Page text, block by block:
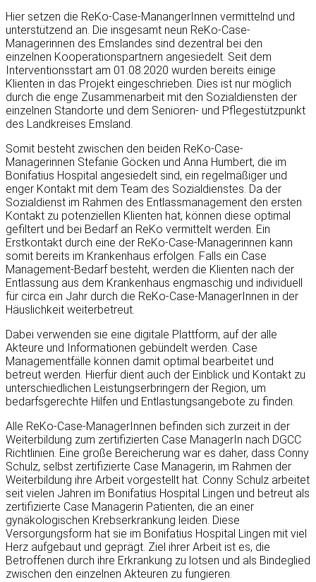
Hier setzen die ReKo-Case-ManangerInnen vermittelnd und
unterstützend an. Die insgesamt neun ReKo-Case-
Managerinnen des Emslandes sind dezentral bei den
einzelnen Kooperationspartnern angesiedelt. Seit dem
Interventionsstart am 01.08.2020 wurden bereits einige
Klienten in das Projekt eingeschrieben. Dies ist nur möglich
durch die enge Zusammenarbeit mit den Sozialdiensten der
einzelnen Standorte und dem Senioren- und Pflegestützpunkt
des Landkreises Emsland.
Somit besteht zwischen den beiden ReKo-Case-
Managerinnen Stefanie Göcken und Anna Humbert, die im
Bonifatius Hospital angesiedelt sind, ein regelmäßiger und
enger Kontakt mit dem Team des Sozialdienstes. Da der
Sozialdienst im Rahmen des Entlassmanagement den ersten
Kontakt zu potenziellen Klienten hat, können diese optimal
gefiltert und bei Bedarf an ReKo vermittelt werden. Ein
Erstkontakt durch eine der ReKo-Case-Managerinnen kann
somit bereits im Krankenhaus erfolgen. Falls ein Case
Management-Bedarf besteht, werden die Klienten nach der
Entlassung aus dem Krankenhaus engmaschig und individuell
für circa ein Jahr durch die ReKo-Case-ManagerInnen in der
Häuslichkeit weiterbetreut.
Dabei verwenden sie eine digitale Plattform, auf der alle
Akteure und Informationen gebündelt werden. Case
Managementfälle können damit optimal bearbeitet und
betreut werden. Hierfür dient auch der Einblick und Kontakt zu
unterschiedlichen Leistungserbringern der Region, um
bedarfsgerechte Hilfen und Entlastungsangebote zu finden.
Alle ReKo-Case-ManagerInnen befinden sich zurzeit in der
Weiterbildung zum zertifizierten Case ManagerIn nach DGCC
Richtlinien. Eine große Bereicherung war es daher, dass Conny
Schulz, selbst zertifizierte Case Managerin, im Rahmen der
Weiterbildung ihre Arbeit vorgestellt hat. Conny Schulz arbeitet
seit vielen Jahren im Bonifatius Hospital Lingen und betreut als
zertifizierte Case Managerin Patienten, die an einer
gynäkologischen Krebserkrankung leiden. Diese
Versorgungsform hat sie im Bonifatius Hospital Lingen mit viel
Herz aufgebaut und geprägt. Ziel ihrer Arbeit ist es, die
Betroffenen durch ihre Erkrankung zu lotsen und als Bindeglied
zwischen den einzelnen Akteuren zu fungieren.